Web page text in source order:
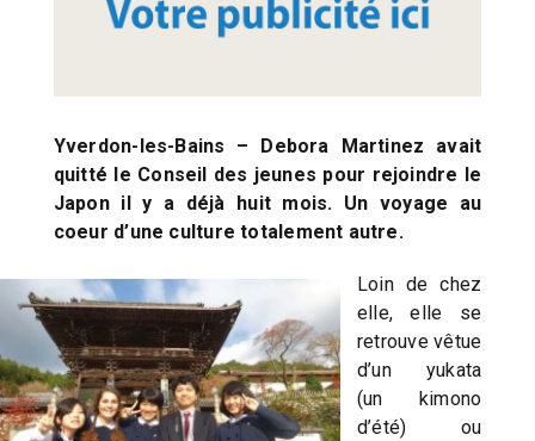
Yverdon-les-Bains – Debora Martinez avait
quitté le Conseil des jeunes pour rejoindre le
Japon il y a déjà huit mois. Un voyage au
coeur d’une culture totalement autre.
Loin de chez
elle, elle se
retrouve vêtue
d’un yukata
(un kimono
d’été) ou